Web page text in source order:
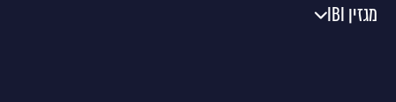
מגזין IBI